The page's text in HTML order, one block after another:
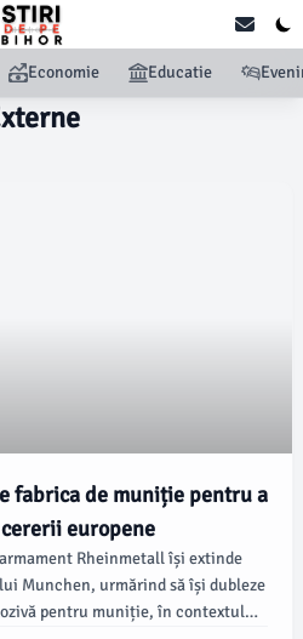
Economie Educatie
fabrica de muniție pentru a
europene
Rheinmetall își extinde
Munchen, urmărind să își dubleze
pentru muniție, în contextul